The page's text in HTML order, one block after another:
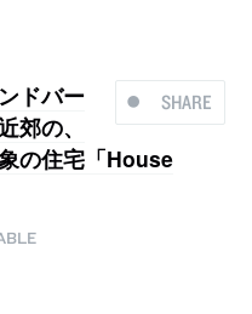
SHARE
ドバー
郊の、
の住宅「House